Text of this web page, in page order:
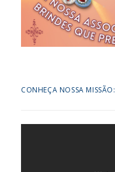
CONHEÇA NOSSA MISSÃO: